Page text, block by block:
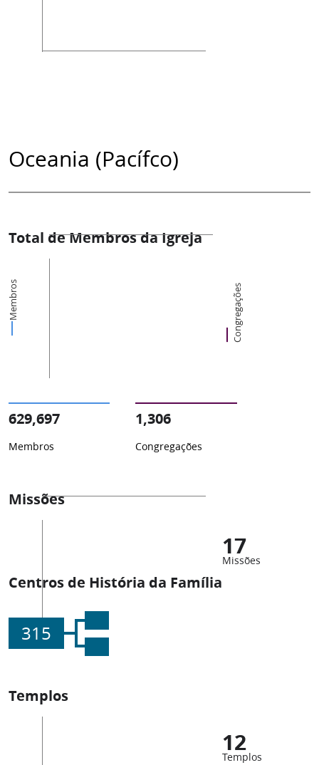
Oceania (Pacífco)
Total de Membros da Igreja
Membros Congregações
629,697
Membros
1,306
Congregações
Missões
17
Missões
Centros de História da Família
315
Templos
12
Templos